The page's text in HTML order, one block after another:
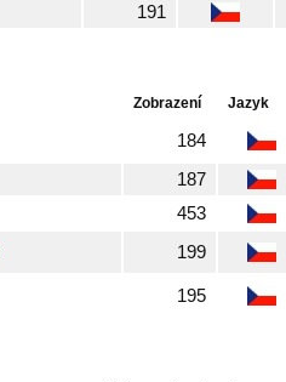
191
Zobrazení Jazyk
184
187
453
199
195